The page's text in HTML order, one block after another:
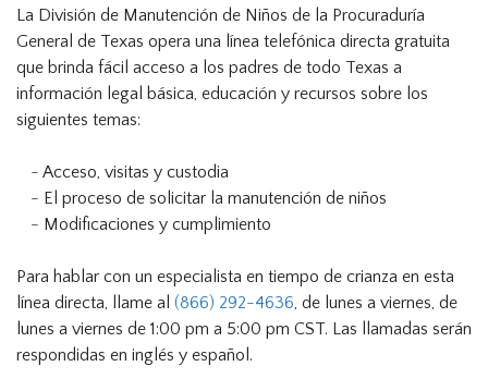
La División de Manutención de Niños de la Procuraduría
General de Texas opera una línea telefónica directa gratuita
que brinda fácil acceso a los padres de todo Texas a
información legal básica, educación y recursos sobre los
siguientes temas:
Acceso, visitas y custodia
El proceso de solicitar la manutención de niños
Modificaciones y cumplimiento
Para hablar con un especialista en tiempo de crianza en esta
línea directa, llame al (866) 292-4636, de lunes a viernes, de
lunes a viernes de 1:00 pm a 5:00 pm CST. Las llamadas serán
respondidas en inglés y español.